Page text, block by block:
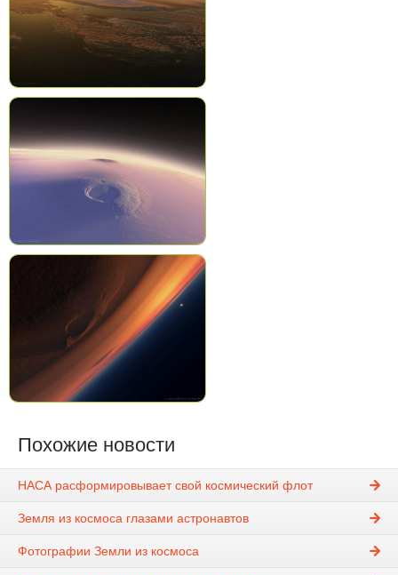
Похожие новости
НАСА расформировывает свой космический флот
Земля из космоса глазами астронавтов
Фотографии Земли из космоса